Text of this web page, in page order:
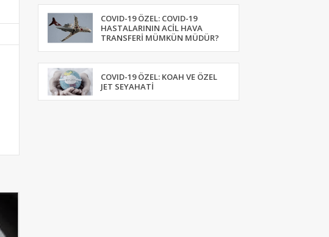
COVID-19 ÖZEL: COVID-19
HASTALARININ ACIL HAVA
TRANSFERI MÜMKÜN MÜDÜR?
COVID-19 ÖZEL: KOAH VE ÖZEL
JET SEYAHATI